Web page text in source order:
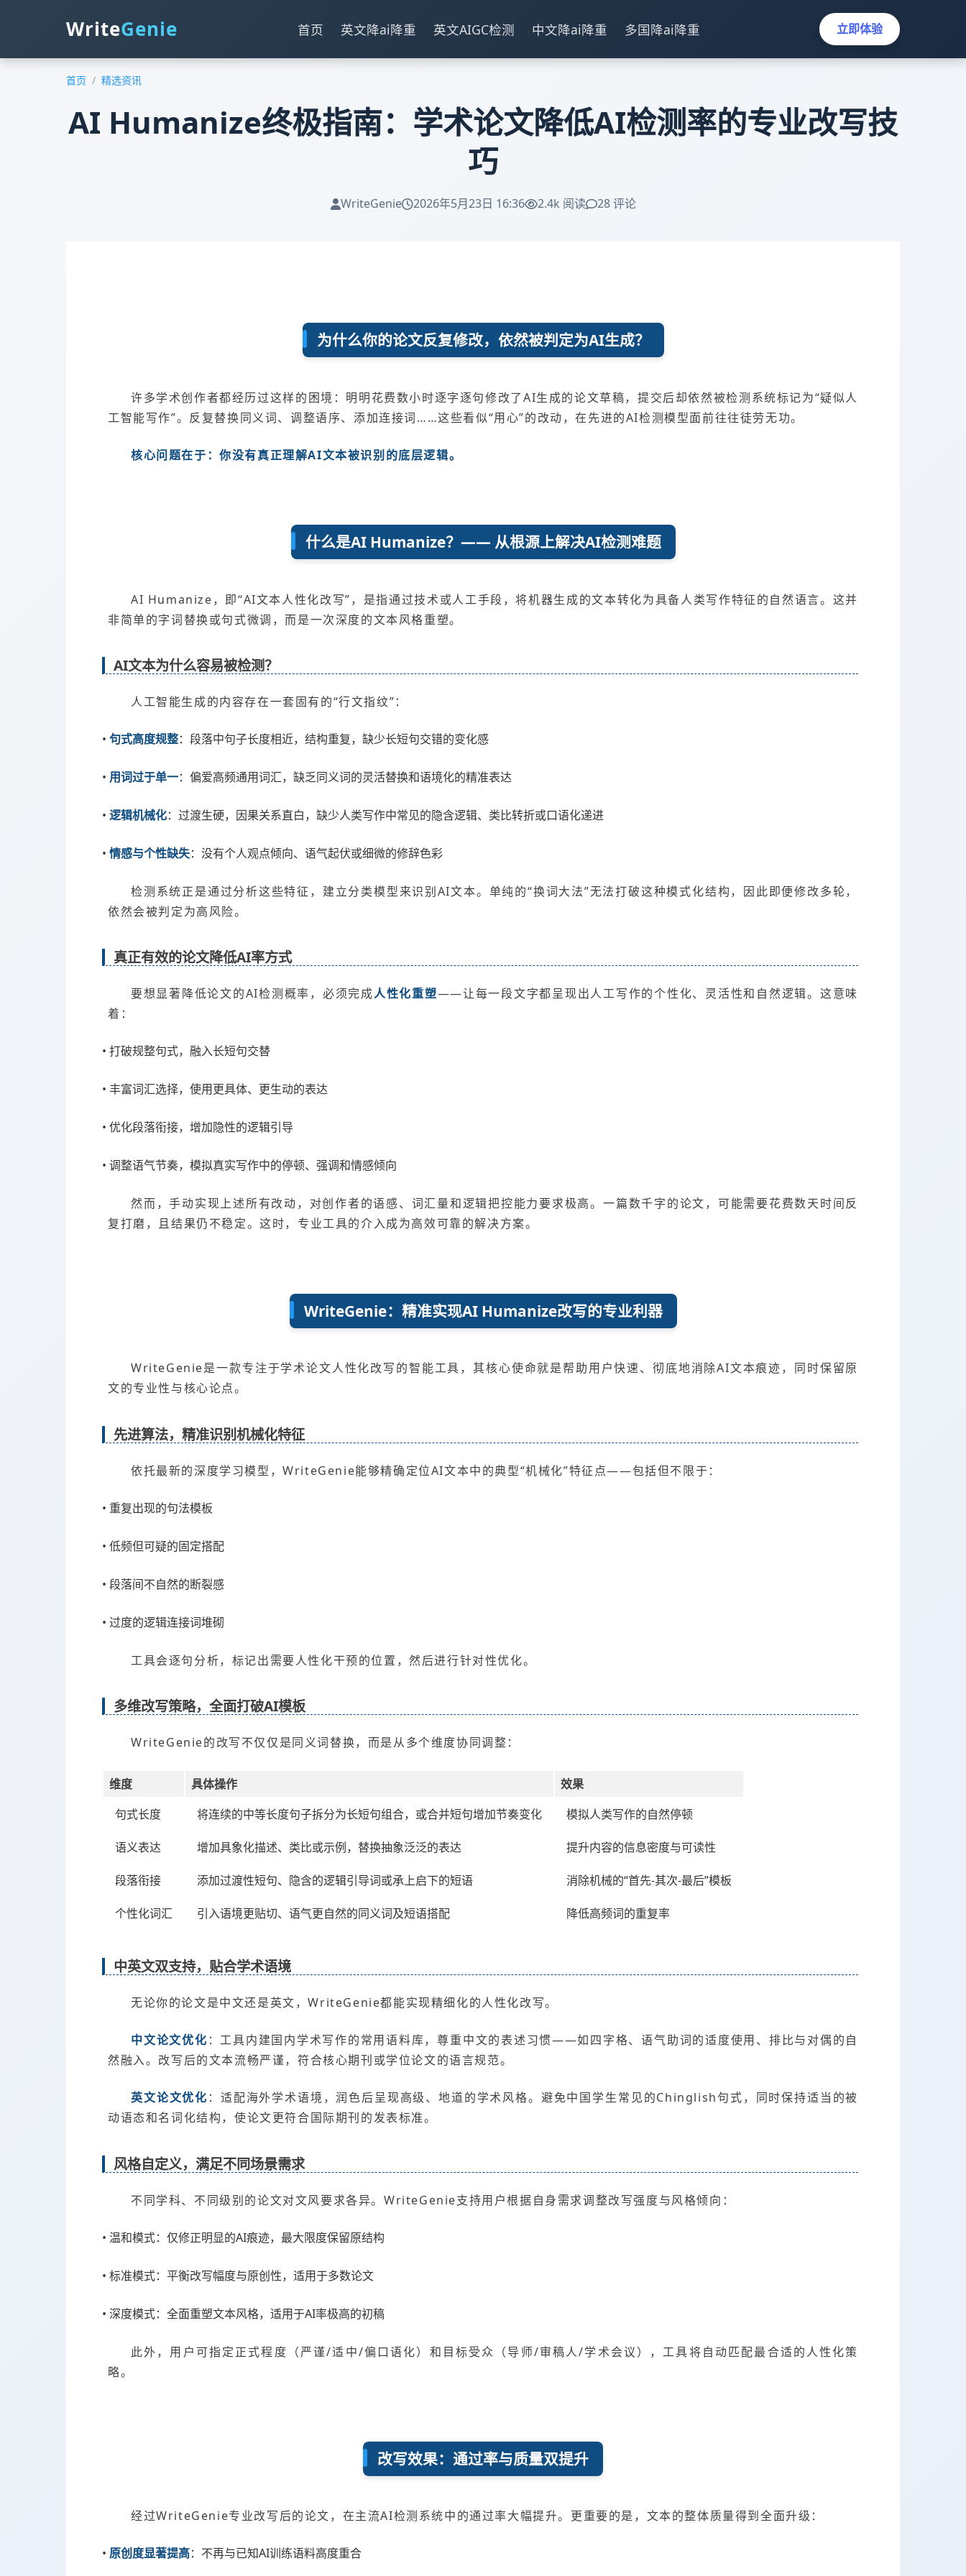
WriteGenie 首页 英文降ai降重 英文AIGC检测 中文降ai降重 多国降ai降重 立即体验
首页 / 精选资讯
AI Humanize终极指南：学术论文降低AI检测率的专业改写技
巧
WriteGenie 2026年5月23日 16:36 2.4k 阅读 28 评论
为什么你的论文反复修改，依然被判定为AI生成？
许多学术创作者都经历过这样的困境：明明花费数小时逐字逐句修改了AI生成的论文草稿，提交后却依然被检测系统标记为“疑似人
工智能写作”。反复替换同义词、调整语序、添加连接词……这些看似“用心”的改动，在先进的AI检测模型面前往往徒劳无功。
核心问题在于：你没有真正理解AI文本被识别的底层逻辑。
什么是AI Humanize？—— 从根源上解决AI检测难题
AI Humanize，即“AI文本人性化改写”，是指通过技术或人工手段，将机器生成的文本转化为具备人类写作特征的自然语言。这并
非简单的字词替换或句式微调，而是一次深度的文本风格重塑。
AI文本为什么容易被检测？
人工智能生成的内容存在一套固有的“行文指纹”：
• 句式高度规整：段落中句子长度相近，结构重复，缺少长短句交错的变化感
• 用词过于单一：偏爱高频通用词汇，缺乏同义词的灵活替换和语境化的精准表达
• 逻辑机械化：过渡生硬，因果关系直白，缺少人类写作中常见的隐含逻辑、类比转折或口语化递进
• 情感与个性缺失：没有个人观点倾向、语气起伏或细微的修辞色彩
检测系统正是通过分析这些特征，建立分类模型来识别AI文本。单纯的“换词大法”无法打破这种模式化结构，因此即便修改多轮，
依然会被判定为高风险。
真正有效的论文降低AI率方式
要想显著降低论文的AI检测概率，必须完成人性化重塑——让每一段文字都呈现出人工写作的个性化、灵活性和自然逻辑。这意味
着：
• 打破规整句式，融入长短句交替
• 丰富词汇选择，使用更具体、更生动的表达
• 优化段落衔接，增加隐性的逻辑引导
• 调整语气节奏，模拟真实写作中的停顿、强调和情感倾向
然而，手动实现上述所有改动，对创作者的语感、词汇量和逻辑把控能力要求极高。一篇数千字的论文，可能需要花费数天时间反
复打磨，且结果仍不稳定。这时，专业工具的介入成为高效可靠的解决方案。
WriteGenie：精准实现AI Humanize改写的专业利器
WriteGenie是一款专注于学术论文人性化改写的智能工具，其核心使命就是帮助用户快速、彻底地消除AI文本痕迹，同时保留原
文的专业性与核心论点。
先进算法，精准识别机械化特征
依托最新的深度学习模型，WriteGenie能够精确定位AI文本中的典型“机械化”特征点——包括但不限于：
• 重复出现的句法模板
• 低频但可疑的固定搭配
• 段落间不自然的断裂感
• 过度的逻辑连接词堆砌
工具会逐句分析，标记出需要人性化干预的位置，然后进行针对性优化。
多维改写策略，全面打破AI模板
WriteGenie的改写不仅仅是同义词替换，而是从多个维度协同调整：
维度 具体操作
效果
句式长度
将连续的中等长度句子拆分为长短句组合，或合并短句增加节奏变化 模拟人类写作的自然停顿
语义表达 增加具象化描述、类比或示例，替换抽象泛泛的表达 提升内容的信息密度与可读性
段落衔接 添加过渡性短句、隐含的逻辑引导词或承上启下的短语 消除机械的“首先-其次-最后”模板
个性化词汇 引入语境更贴切、语气更自然的同义词及短语搭配 降低高频词的重复率
中英文双支持，贴合学术语境
无论你的论文是中文还是英文，WriteGenie都能实现精细化的人性化改写。
中文论文优化 ：工具内建国内学术写作的常用语料库，尊重中文的表述习惯——如四字格、语气助词的适度使用、排比与对偶的自
然融入。改写后的文本流畅严谨，符合核心期刊或学位论文的语言规范。
英文论文优化 ：适配海外学术语境，润色后呈现高级、地道的学术风格。避免中国学生常见的Chinglish句式，同时保持适当的被
动语态和名词化结构，使论文更符合国际期刊的发表标准。
风格自定义，满足不同场景需求
不同学科、不同级别的论文对文风要求各异。WriteGenie支持用户根据自身需求调整改写强度与风格倾向：
• 温和模式：仅修正明显的AI痕迹，最大限度保留原结构
• 标准模式：平衡改写幅度与原创性，适用于多数论文
• 深度模式：全面重塑文本风格，适用于AI率极高的初稿
此外，用户可指定正式程度（严谨/适中/偏口语化）和目标受众（导师/审稿人/学术会议），工具将自动匹配最合适的人性化策
略。
改写效果：通过率与质量双提升
经过WriteGenie专业改写后的论文，在主流AI检测系统中的通过率大幅提升。更重要的是，文本的整体质量得到全面升级：
• 原创度显著提高：不再与已知AI训练语料高度重合